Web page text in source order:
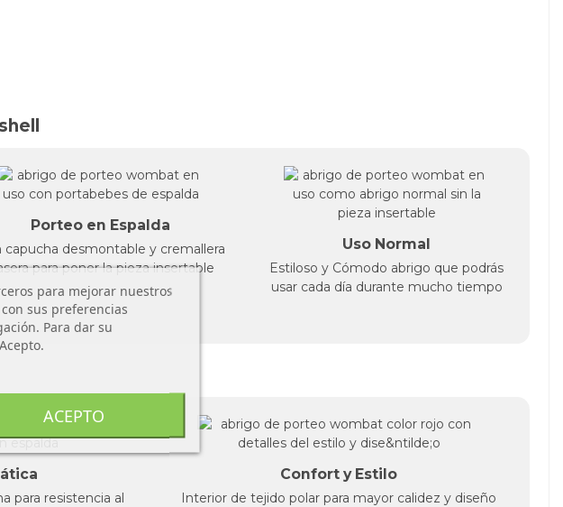
Porteo en Espalda
capucha desmontable y cremallera
para poner la pieza insertable
Uso Normal
Estiloso y Cómodo abrigo que podrás
usar cada día durante mucho tiempo
para resistencia al
Confort y Estilo
Interior de tejido polar para mayor calidez y diseño
para mejorar nuestros
sus preferencias
Para dar su
ACEPTO